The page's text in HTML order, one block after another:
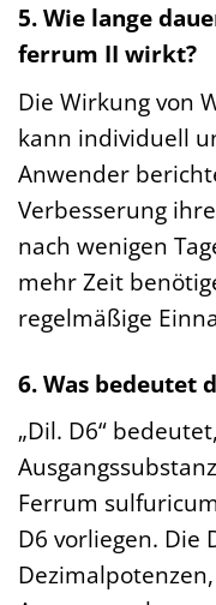
5. Wie lange
ferrum II wirkt?
Die Wirkung von
kann individuell
Anwender
Verbesserung
nach wenigen
mehr Zeit
regelmäßige
6. Was bedeutet
„Dil. D6“
Ferrum
D6 vorliegen. Die